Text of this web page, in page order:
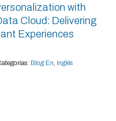
with
Cloud: Delivering
Experiences
Blog En Inglés